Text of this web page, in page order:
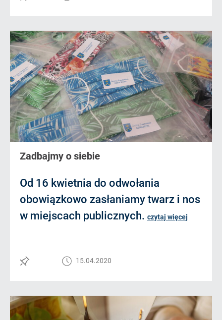
Zadbajmy o siebie
Od 16 kwietnia do odwołania
obowiązkowo zasłaniamy twarz i nos
w miejscach publicznych. czytaj więcej
15.04.2020